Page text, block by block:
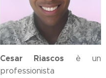
Cesar Riascos è un
professionista